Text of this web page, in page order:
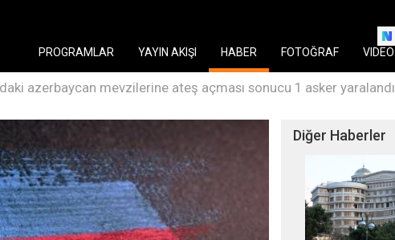
PROGRAMLAR
YAYIN AKIŞI HABER FOTOĞRAF VIDEO
azerbaycan mevzilerine ateş açması sonucu 1 asker yaralandı
Diğer Haberler